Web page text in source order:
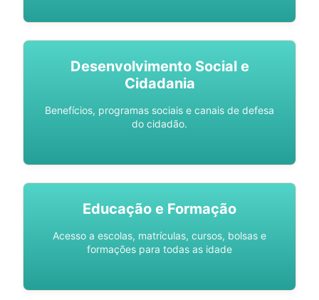
Desenvolvimento Social e
Cidadania
Benefícios, programas sociais e canais de defesa
do cidadão.
Educação e Formação
Acesso a escolas, matrículas, cursos, bolsas e
formações para todas as idade